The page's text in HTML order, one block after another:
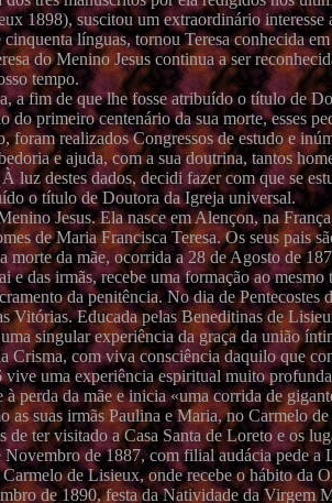
1898), suscitou um extraordinário interesse
línguas, tornou Teresa conhecida em
do Menino Jesus continua a ser
tempo.
a fim de que lhe fosse atribuído o título de
primeiro centenário da sua morte, esses
foram realizados Congressos de estudo e
e ajuda, com a sua doutrina, tantos
luz destes dados, decidi fazer com que se
o título de Doutora da Igreja universal.
Jesus. Ela nasce em Alençon, na
de Maria Francisca Teresa. Os seus pais
da mãe, ocorrida a 28 de Agosto de
das irmãs, recebe uma formação ao mesmo
da penitência. No dia de Pentecostes
Vitórias. Educada pelas Beneditinas de
singular experiência da graça da união
Crisma, com viva consciência daquilo que
uma experiência espiritual muito
perda da mãe e inicia «uma corrida de
as suas irmãs Paulina e Maria, no Carmelo
ter visitado a Casa Santa de Loreto e os
Novembro de 1887, com filial audácia pede a
de Lisieux, onde recebe o hábito da
de 1890, festa da Natividade da Virgem